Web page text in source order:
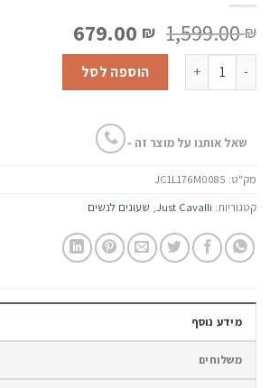
1,599.00₪ המחיר
המקורי
היה:
1,599.00 ₪.
679.00 ₪
הנוכחי
679.00 ₪.
כמות של שעון יד Just Cavalli JC1L176M0085 הוספה לסל
שאל אותנו על מוצר זה -
מק"ט: JC1L176M0085
קטגוריות: Just Cavalli
, שעונים לנשים
מידע נוסף
משלוחים